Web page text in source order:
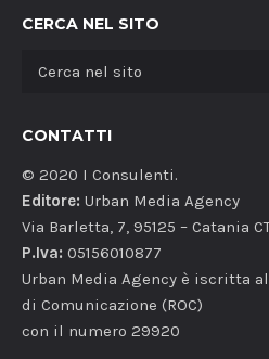
CERCA NEL SITO
CONTATTI
© 2020 I Consulenti.
Editore: Urban Media Agency
Via Barletta, 7, 95125 – Catania
P.Iva: 05156010877
Urban Media Agency è iscritta
di Comunicazione (ROC)
con il numero 29920